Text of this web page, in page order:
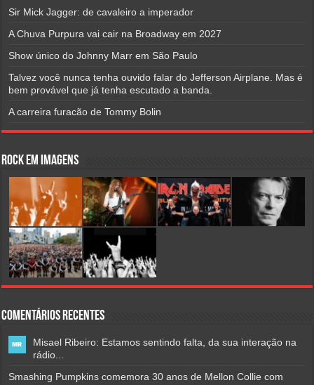
Sir Mick Jagger: de cavaleiro a imperador
A Chuva Purpura vai cair na Broadway em 2027
Show único do Johnny Marr em São Paulo
Talvez você nunca tenha ouvido falar do Jefferson Airplane. Mas é
bem provável que já tenha escutado a banda.
A carreira furacão de Tommy Bolin
Rock em Imagens
Comentários Recentes
Misael Ribeiro: Estamos sentindo falta, da sua interação na
rádio...
Smashing Pumpkins comemora 30 anos de Mellon Collie com